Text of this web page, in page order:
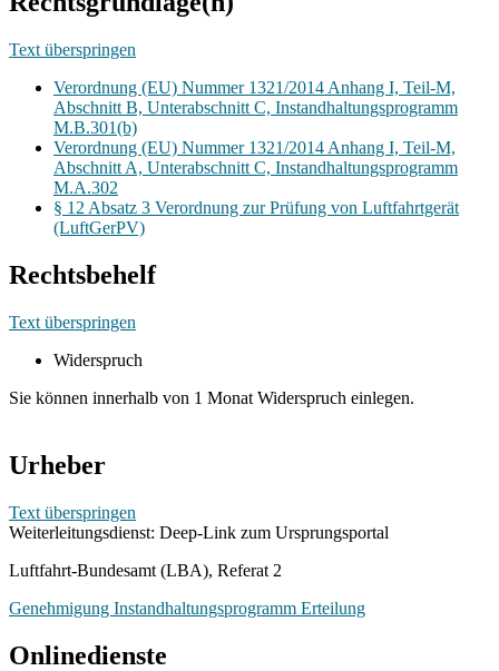
Text überspringen
Verordnung (EU) Nummer 1321/2014 Anhang I, Teil-M,
Abschnitt B, Unterabschnitt C, Instandhaltungsprogramm
M.B.301(b)
Verordnung (EU) Nummer 1321/2014 Anhang I, Teil-M,
Abschnitt A, Unterabschnitt C, Instandhaltungsprogramm
M.A.302
§ 12 Absatz 3 Verordnung zur Prüfung von Luftfahrtgerät
(LuftGerPV)
Rechtsbehelf
Text überspringen
Widerspruch
Sie können innerhalb von 1 Monat Widerspruch einlegen.
Urheber
Text überspringen
Weiterleitungsdienst: Deep-Link zum Ursprungsportal
Luftfahrt-Bundesamt (LBA), Referat 2
Genehmigung Instandhaltungsprogramm Erteilung
Onlinedienste